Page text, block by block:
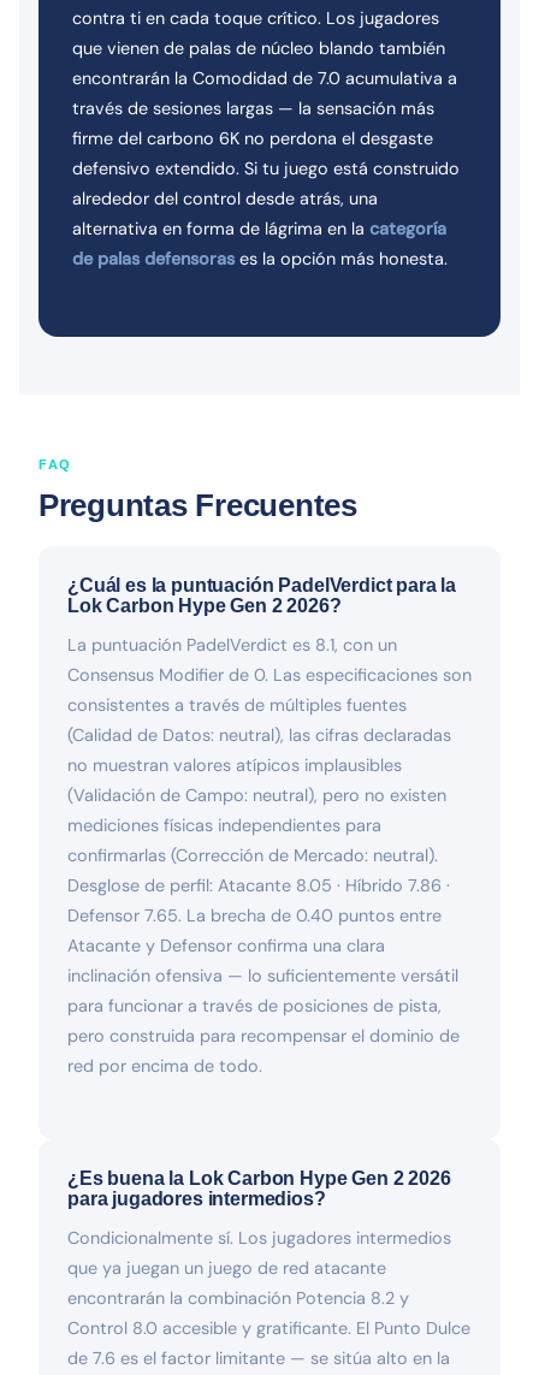
contra ti en cada toque crítico. Los jugadores
que vienen de palas de núcleo blando también
encontrarán la Comodidad de 7.0 acumulativa a
través de sesiones largas — la sensación más
firme del carbono 6K no perdona el desgaste
defensivo extendido. Si tu juego está construido
alrededor del control desde atrás, una
alternativa en forma de lágrima en la categoría
de palas defensoras es la opción más honesta.
FAQ
Preguntas Frecuentes
¿Cuál es la puntuación PadelVerdict para la
Lok Carbon Hype Gen 2 2026?
La puntuación PadelVerdict es 8.1, con un
Consensus Modifier de 0. Las especificaciones son
consistentes a través de múltiples fuentes
(Calidad de Datos: neutral), las cifras declaradas
no muestran valores atípicos implausibles
(Validación de Campo: neutral), pero no existen
mediciones físicas independientes para
confirmarlas (Corrección de Mercado: neutral).
Desglose de perfil: Atacante 8.05 · Híbrido 7.86 ·
Defensor 7.65. La brecha de 0.40 puntos entre
Atacante y Defensor confirma una clara
inclinación ofensiva — lo suficientemente versátil
para funcionar a través de posiciones de pista,
pero construida para recompensar el dominio de
red por encima de todo.
¿Es buena la Lok Carbon Hype Gen 2 2026
para jugadores intermedios?
Condicionalmente sí. Los jugadores intermedios
que ya juegan un juego de red atacante
encontrarán la combinación Potencia 8.2 y
Control 8.0 accesible y gratificante. El Punto Dulce
de 7.6 es el factor limitante — se sitúa alto en la